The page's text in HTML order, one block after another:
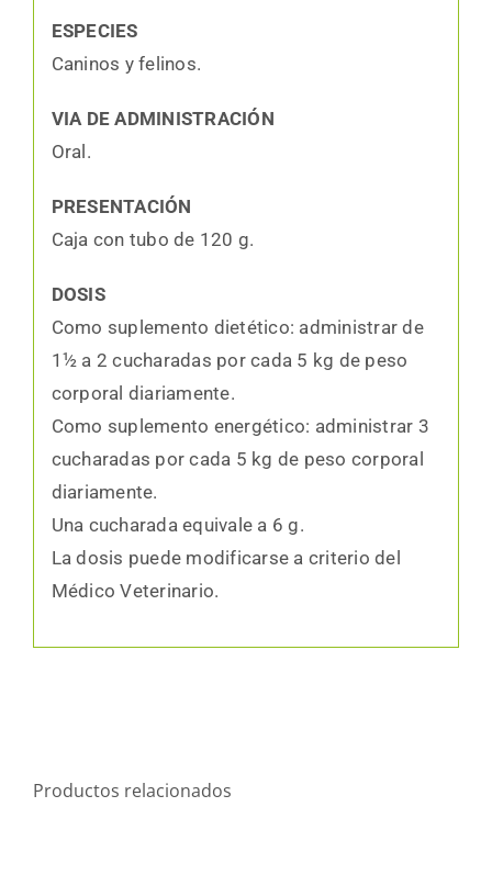
ESPECIES
Caninos y felinos.
VIA DE ADMINISTRACIÓN
Oral.
PRESENTACIÓN
Caja con tubo de 120 g.
DOSIS
Como suplemento dietético: administrar de
1½ a 2 cucharadas por cada 5 kg de peso
corporal diariamente.
Como suplemento energético: administrar 3
cucharadas por cada 5 kg de peso corporal
diariamente.
Una cucharada equivale a 6 g.
La dosis puede modificarse a criterio del
Médico Veterinario.
Productos relacionados